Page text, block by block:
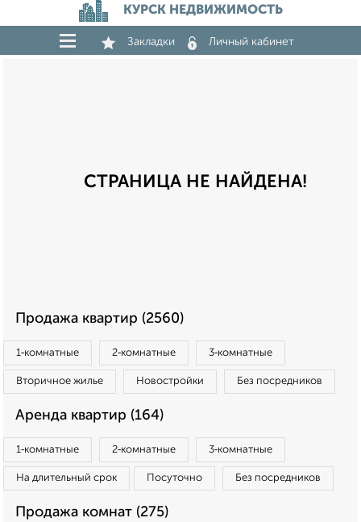
КУРСК НЕДВИЖИМОСТЬ
Закладки Личный кабинет
СТРАНИЦА НЕ НАЙДЕНА!
Продажа квартир (2560)
1‑комнатные 2‑комнатные 3‑комнатные
Вторичное жилье Новостройки Без посредников
Аренда квартир (164)
1‑комнатные 2‑комнатные 3‑комнатные
На длительный срок Посуточно Без посредников
Продажа комнат (275)